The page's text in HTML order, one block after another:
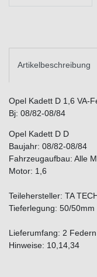
Artikelbeschreibung
Opel Kadett D 1,6 VA-
Bj: 08/82-08/84
Opel Kadett D D
Baujahr: 08/82-08/84
Fahrzeugaufbau: Alle
Motor: 1,6
Teilehersteller: TA
Tieferlegung: 50/50mm
Lieferumfang: 2
Hinweise: 10,14,34